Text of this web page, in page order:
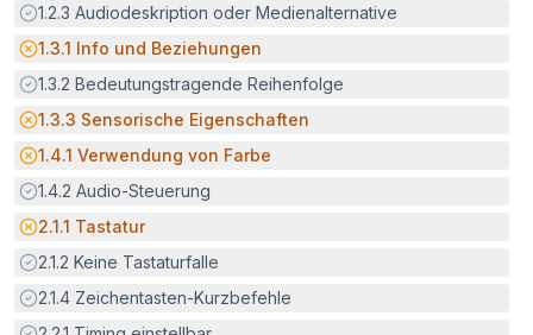
Erfüllt:
1.2.3 Audiodeskription oder Medienalternative
Potenzielle Barriere:
1.3.1 Info und Beziehungen
Erfüllt:
1.3.2 Bedeutungstragende Reihenfolge
Potenzielle Barriere:
1.3.3 Sensorische Eigenschaften
Potenzielle Barriere:
1.4.1 Verwendung von Farbe
Erfüllt:
1.4.2 Audio-Steuerung
Potenzielle Barriere:
2.1.1 Tastatur
Erfüllt:
2.1.2 Keine Tastaturfalle
Erfüllt:
2.1.4 Zeichentasten-Kurzbefehle